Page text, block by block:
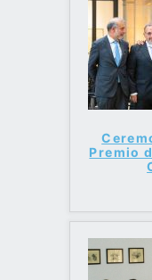
Premio